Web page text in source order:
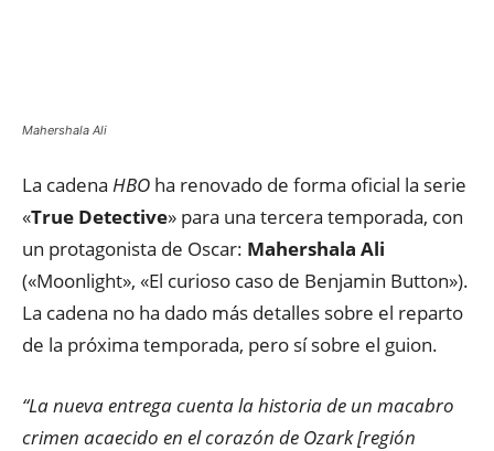
Mahershala Ali
La cadena HBO ha renovado de forma oficial la serie
«True Detective» para una tercera temporada, con
un protagonista de Oscar: Mahershala Ali
(«Moonlight», «El curioso caso de Benjamin Button»).
La cadena no ha dado más detalles sobre el reparto
de la próxima temporada, pero sí sobre el guion.
“La nueva entrega cuenta la historia de un macabro
crimen acaecido en el corazón de Ozark [región